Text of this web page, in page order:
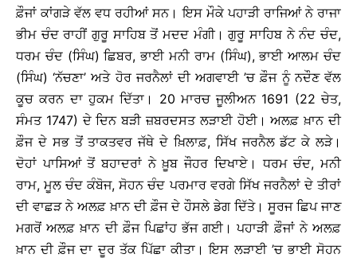
ਫ਼ੌਜਾਂ ਕਾਂਗੜੇ ਵੱਲ ਵਧ ਰਹੀਆਂ ਸਨ। ਇਸ ਮੌਕੇ ਪਹਾੜੀ ਰਾਜਿਆਂ ਨੇ ਰਾਜਾ
ਭੀਮ ਚੰਦ ਰਾਹੀਂ ਗੁਰੂ ਸਾਹਿਬ ਤੋਂ ਮਦਦ ਮੰਗੀ। ਗੁਰੂ ਸਾਹਿਬ ਨੇ ਨੰਦ ਚੰਦ,
ਧਰਮ ਚੰਦ (ਸਿੰਘ) ਛਿਬਰ, ਭਾਈ ਮਨੀ ਰਾਮ (ਸਿੰਘ), ਭਾਈ ਆਲਮ ਚੰਦ
(ਸਿੰਘ) ‘ਨੱਚਣਾ’ ਅਤੇ ਹੋਰ ਜਰਨੈਲਾਂ ਦੀ ਅਗਵਾਈ ’ਚ ਫ਼ੌਜ ਨੂੰ ਨਦੌਣ ਵੱਲ
ਕੂਚ ਕਰਨ ਦਾ ਹੁਕਮ ਦਿੱਤਾ। 20 ਮਾਰਚ ਜੂਲੀਅਨ 1691 (22 ਚੇਤ,
ਸੰਮਤ 1747) ਦੇ ਦਿਨ ਬੜੀ ਜ਼ਬਰਦਸਤ ਲੜਾਈ ਹੋਈ। ਅਲਫ਼ ਖ਼ਾਨ ਦੀ
ਫ਼ੌਜ ਦੇ ਸਭ ਤੋਂ ਤਾਕਤਵਰ ਜੱਥੇ ਦੇ ਖ਼ਿਲਾਫ਼, ਸਿੱਖ ਜਰਨੈਲ ਡੱਟ ਕੇ ਲੜੇ।
ਦੋਹਾਂ ਪਾਸਿਆਂ ਤੋਂ ਬਹਾਦਰਾਂ ਨੇ ਖ਼ੂਬ ਜੌਹਰ ਦਿਖਾਏ। ਧਰਮ ਚੰਦ, ਮਨੀ
ਰਾਮ, ਮੂਲ ਚੰਦ ਕੰਬੋਜ, ਸੋਹਨ ਚੰਦ ਪਰਮਾਰ ਵਰਗੇ ਸਿੱਖ ਜਰਨੈਲਾਂ ਦੇ ਤੀਰਾਂ
ਦੀ ਵਾਛੜ ਨੇ ਅਲਫ਼ ਖ਼ਾਨ ਦੀ ਫ਼ੌਜ ਦੇ ਹੌਸਲੇ ਡੇਗ ਦਿੱਤੇ। ਸੂਰਜ ਛਿਪ ਜਾਣ
ਮਗਰੋਂ ਅਲਫ਼ ਖ਼ਾਨ ਦੀ ਫ਼ੌਜ ਪਿਛਾਂਹ ਭੱਜ ਗਈ। ਪਹਾੜੀ ਫ਼ੌਜਾਂ ਨੇ ਅਲਫ਼
ਖ਼ਾਨ ਦੀ ਫ਼ੌਜ ਦਾ ਦੂਰ ਤੱਕ ਪਿੱਛਾ ਕੀਤਾ। ਇਸ ਲੜਾਈ ’ਚ ਭਾਈ ਸੋਹਨ